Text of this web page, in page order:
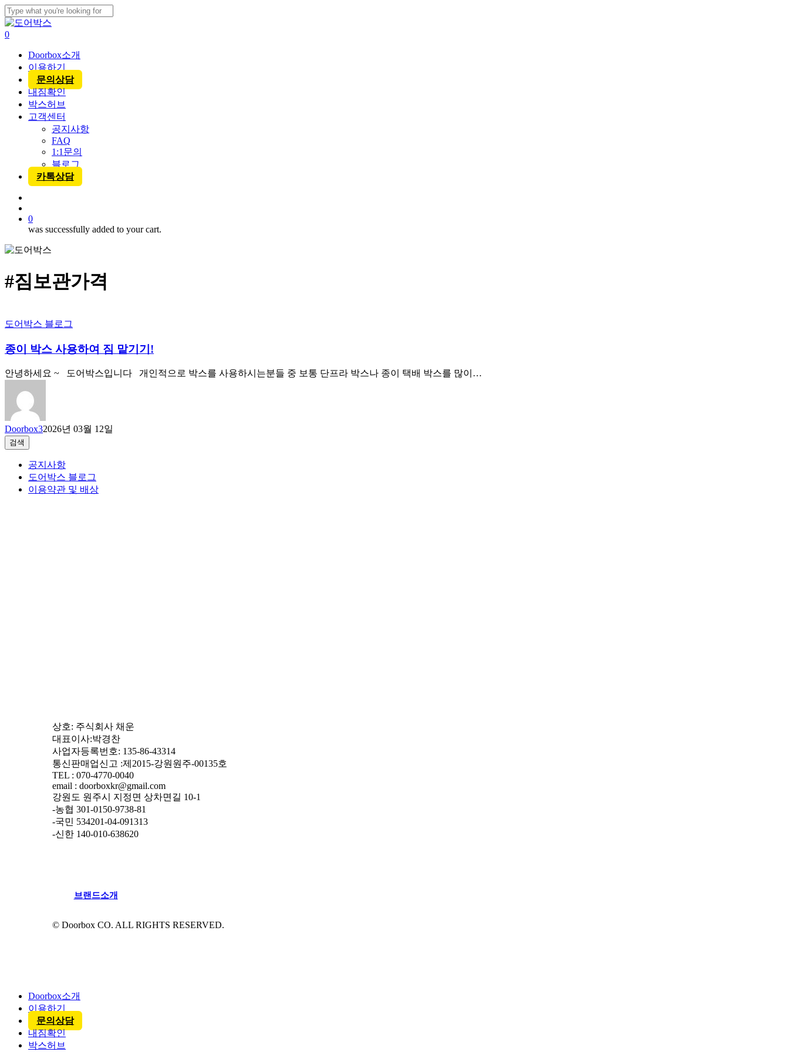
Skip
to
main
content
Close
Search
account
0
Doorbox소개
이용하기
문의상담
내짐확인
박스허브
고객센터
공지사항
FAQ
1:1문의
블로그
카톡상담
0
was successfully added to your cart.
#짐보관가격
도어박스 블로그
종이 박스 사용하여 짐 맡기기!
안녕하세요 ~ 도어박스입니다 개인적으로 박스를 사용하시는분들 중 보통 단프라 박스나 종이 택배 박스를 많이…
Doorbox32026년 03월 12일
검색
검색
공지사항
도어박스 블로그
이용약관 및 배상
상호: 주식회사 채운
대표이사:박경찬
사업자등록번호: 135-86-43314
통신판매업신고 :제2015-강원원주-00135호
TEL : 070-4770-0040
email : doorboxkr@gmail.com
강원도 원주시 지정면 상차면길 10-1
-농협 301-0150-9738-81
-국민 534201-04-091313
-신한 140-010-638620
브랜 드소개
© Doorbox CO. ALL RIGHTS RESERVED.
Doorbox소개
이용하기
문의상담
내짐확인
박스허브